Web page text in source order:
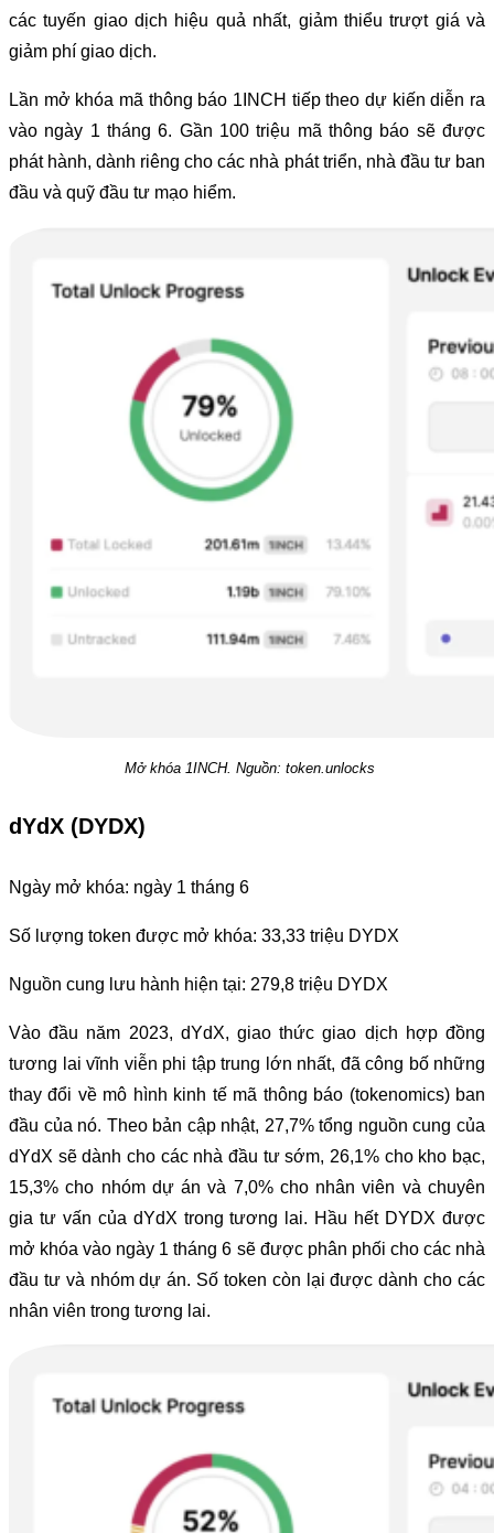
các tuyến giao dịch hiệu quả nhất, giảm thiểu trượt giá và
giảm phí giao dịch.
Lần mở khóa mã thông báo 1INCH tiếp theo dự kiến diễn ra
vào ngày 1 tháng 6. Gần 100 triệu mã thông báo sẽ được
phát hành, dành riêng cho các nhà phát triển, nhà đầu tư ban
đầu và quỹ đầu tư mạo hiểm.
Mở khóa 1INCH. Nguồn: token.unlocks
dYdX (DYDX)
Ngày mở khóa: ngày 1 tháng 6
Số lượng token được mở khóa: 33,33 triệu DYDX
Nguồn cung lưu hành hiện tại: 279,8 triệu DYDX
Vào đầu năm 2023, dYdX, giao thức giao dịch hợp đồng
tương lai vĩnh viễn phi tập trung lớn nhất, đã công bố những
thay đổi về mô hình kinh tế mã thông báo (tokenomics) ban
đầu của nó. Theo bản cập nhật, 27,7% tổng nguồn cung của
dYdX sẽ dành cho các nhà đầu tư sớm, 26,1% cho kho bạc,
15,3% cho nhóm dự án và 7,0% cho nhân viên và chuyên
gia tư vấn của dYdX trong tương lai. Hầu hết DYDX được
mở khóa vào ngày 1 tháng 6 sẽ được phân phối cho các nhà
đầu tư và nhóm dự án. Số token còn lại được dành cho các
nhân viên trong tương lai.